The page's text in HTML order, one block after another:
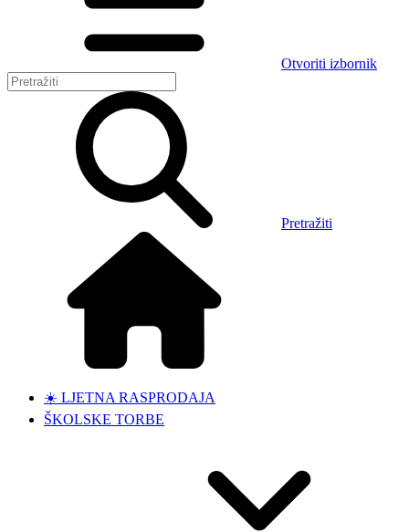
Otvoriti izbornik
Pretražiti
☀️ LJETNA RASPRODAJA
ŠKOLSKE TORBE